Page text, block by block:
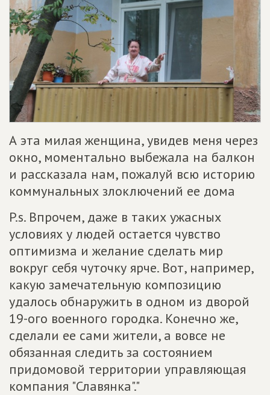
А эта милая женщина, увидев меня через
окно, моментально выбежала на балкон
и рассказала нам, пожалуй всю историю
коммунальных злоключений ее дома
P.s. Впрочем, даже в таких ужасных
условиях у людей остается чувство
оптимизма и желание сделать мир
вокруг себя чуточку ярче. Вот, например,
какую замечательную композицию
удалось обнаружить в одном из дворой
19-ого военного городка. Конечно же,
сделали ее сами жители, а вовсе не
обязанная следить за состоянием
придомовой территории управляющая
компания "Славянка"."